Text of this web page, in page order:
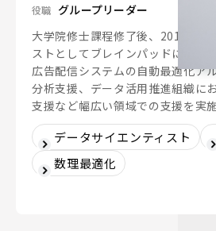
役職 グループリーダー
大学院修士課程修了後、2019年に
ストとしてブレインパッドに入社
広告配信システムの自動最適化ア
分析支援、データ活用推進組織に
支援など幅広い領域での支援を実施
データサイエンティスト
数理最適化